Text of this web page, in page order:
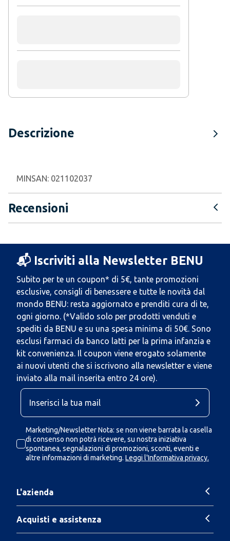
Descrizione
MINSAN: 021102037
Recensioni
📬 Iscriviti alla Newsletter BENU
Subito per te un coupon* di 5€, tante promozioni
esclusive, consigli di benessere e tutte le novità dal
mondo BENU: resta aggiornato e prenditi cura di te,
ogni giorno. (*Valido solo per prodotti venduti e
spediti da BENU e su una spesa minima di 50€. Sono
esclusi farmaci da banco latti per la prima infanzia e
kit convenienza. Il coupon viene erogato solamente
ai nuovi utenti che si iscrivono alla newsletter e viene
inviato alla mail inserita entro 24 ore).
Marketing/Newsletter Nota: se non viene barrata la casella
di consenso non potrà ricevere, su nostra iniziativa
spontanea, segnalazioni di promozioni, sconti, eventi e
altre informazioni di marketing. Leggi l'Informativa privacy.
L'azienda
Acquisti e assistenza